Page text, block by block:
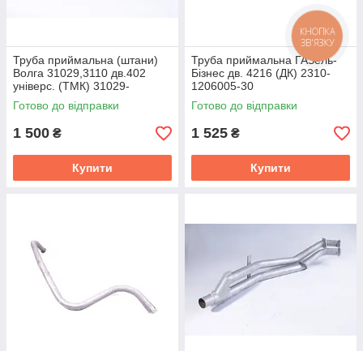
Труба приймальна (штани)
Волга 31029,3110 дв.402
унiверс. (ТМК) 31029-
1203010-20
Готово до відправки
1 500 ₴
Купити
Труба приймальна ГАЗель-
Бізнес дв. 4216 (ДК) 2310-
1206005-30
Готово до відправки
1 525 ₴
Купити
КНОПКА
ЗВ'ЯЗКУ